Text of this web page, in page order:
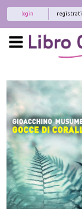
registrati
login